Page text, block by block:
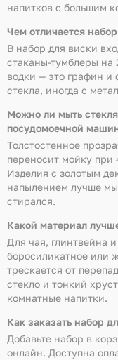
напитков с большим
Чем отличается
В набор для виски
стаканы-тумблеры на
водки — это графин и
стекла, иногда с
Можно ли мыть
посудомоечной
Толстостенное
переносит мойку
Изделия с золотым
напылением лучше
стирался.
Какой материал
Для чая, глинтвейна
боросиликатное или
трескается от
стекло и тонкий
комнатные напитки.
Как заказать набор
Добавьте набор в
онлайн. Доступна